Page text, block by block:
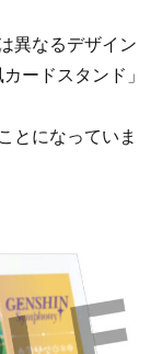
異なるデザイン
ードスタンド」
とになっていま